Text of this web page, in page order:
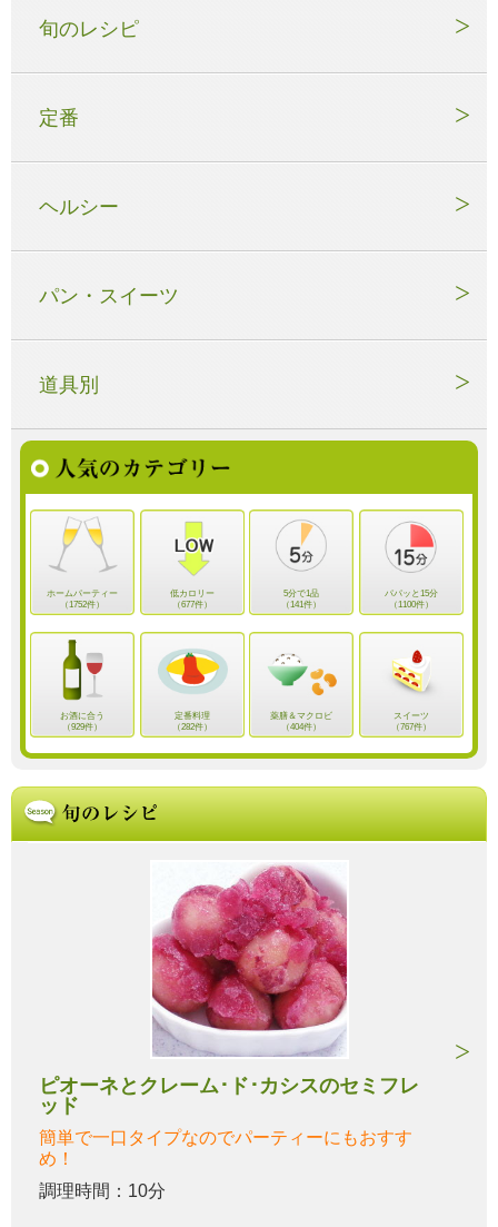
旬のレシピ
定番
ヘルシー
パン・スイーツ
道具別
ホームパーティー
（1752件）
低カロリー
（677件）
5分で1品
（141件）
パパッと15分
（1100件）
お酒に合う
（929件）
定番料理
（282件）
薬膳＆マクロビ
（404件）
スイーツ
（767件）
ピオーネとクレーム･ド･カシスのセミフレ
ッド
簡単で一口タイプなのでパーティーにもおすす
め！
調理時間：10分